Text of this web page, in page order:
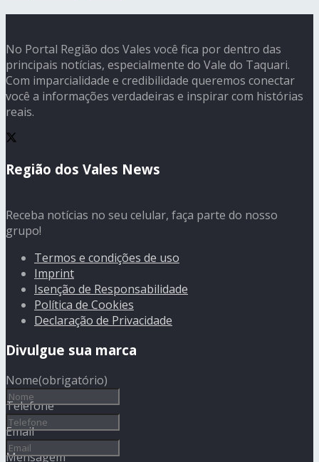
No Portal Região dos Vales você fica por dentro das
principais notícias, especialmente do Vale do Taquari.
Com imparcialidade e credibilidade queremos conectar
você a informações verdadeiras e inspirar com histórias
reais.
Região dos Vales News
Receba notícias no seu celular, faça parte do nosso
grupo!
Termos e condições de uso
Imprint
Isenção de Responsabilidade
Política de Cookies
Declaração de Privacidade
Divulgue sua marca
Nome(obrigatório)
Telefone
Email
Mensagem